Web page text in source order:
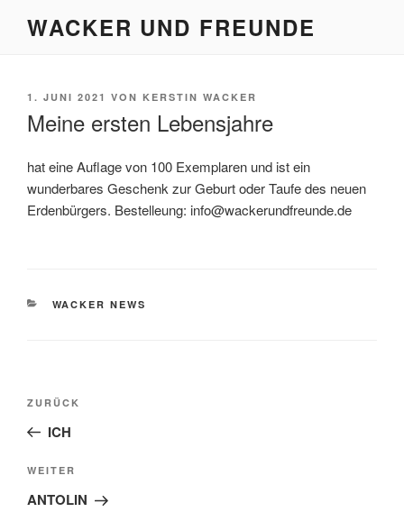
InhaltWACKER UND FREUNDE
VERÖFFENTLICHT
1. JUNI 2021 VON KERSTIN WACKER
Meine ersten Lebensjahre
hat eine Auflage von 100 Exemplaren und ist ein
wunderbares Geschenk zur Geburt oder Taufe des neuen
Erdenbürgers. Bestelleung: info@wackerundfreunde.de
KATEGORIEN
WACKER NEWS
Beitragsnavigation
Vorheriger
Beitrag
ZURÜCK
ICH
Nächster
Beitrag
WEITER
ANTOLIN